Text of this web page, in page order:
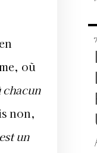
où
chacun
non,
un